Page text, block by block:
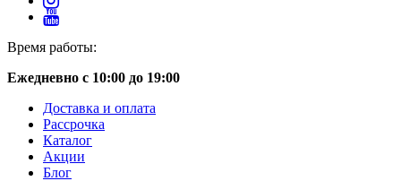
Время работы:
Ежедневно с 10:00 до 19:00
Доставка и оплата
Рассрочка
Каталог
Акции
Блог